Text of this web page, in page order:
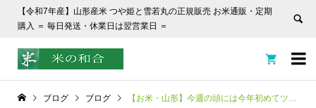
【令和7年産】山形産米 つや姫と雪若丸の正規販売 お米通販・定期
購入 ＝ 毎日発送・休業日は翌営業日 ＝


ブログ ブログ 【お米・山形】今週の頭には今年初めてツバメが飛んでいるのを見ました